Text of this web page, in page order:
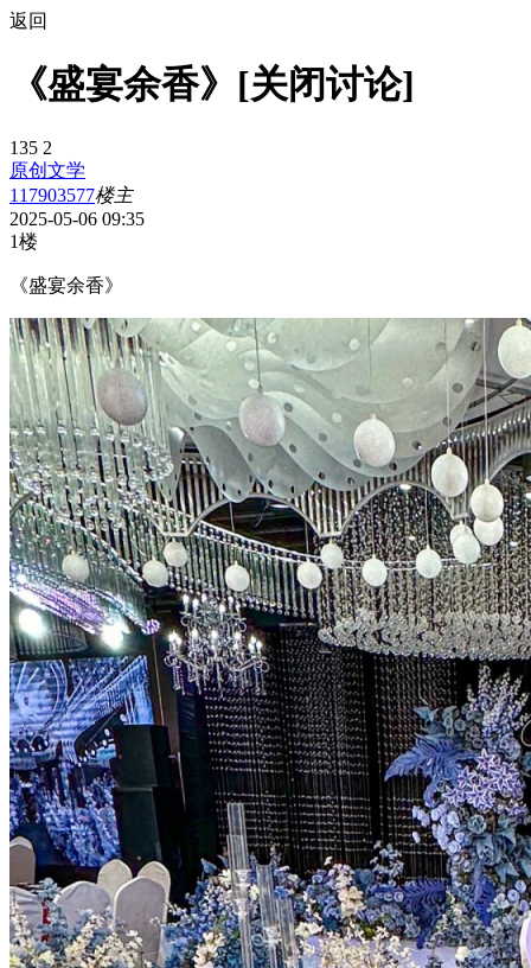
返回
《盛宴余香》[关闭讨论]
135 2
原创文学
117903577楼主
2025-05-06 09:35
1楼
《盛宴余香》